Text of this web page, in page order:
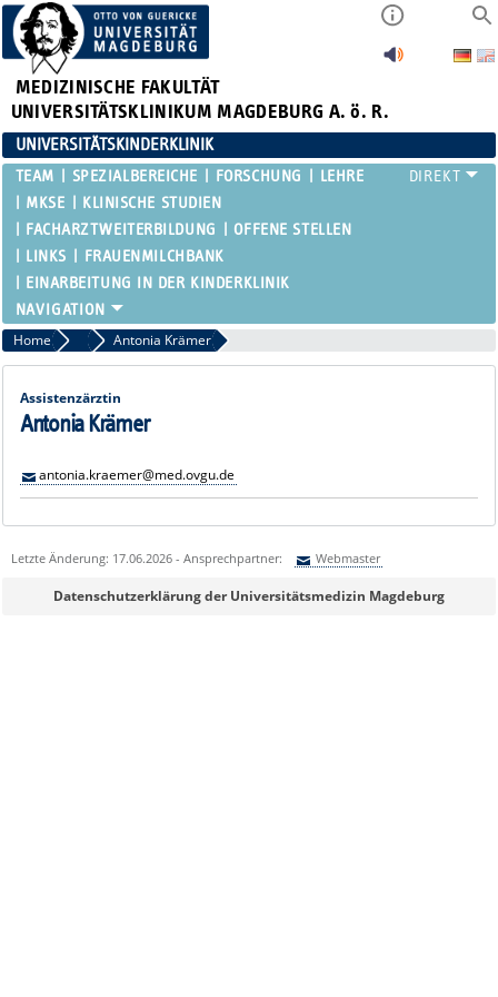
MEDIZINISCHE FAKULTÄT
UNIVERSITÄTSKLINIKUM MAGDEBURG A. ö. R.
UNIVERSITÄTSKINDERKLINIK
TEAM SPEZIALBEREICHE FORSCHUNG
LEHRE
MKSE
KLINISCHE STUDIEN
FACHARZTWEITERBILDUNG
OFFENE STELLEN
LINKS
FRAUENMILCHBANK
EINARBEITUNG IN DER KINDERKLINIK
Home Assistenzärztinnen und Assistenzärzte
Antonia Krämer
Assistenzärztin
Antonia Krämer
antonia.kraemer@med.ovgu.de
Letzte Änderung: 17.06.2026 - Ansprechpartner: Webmaster
Sie können eine Nachricht versenden an:Webmaster
Datenschutzerklärung der Universitätsmedizin Magdeburg